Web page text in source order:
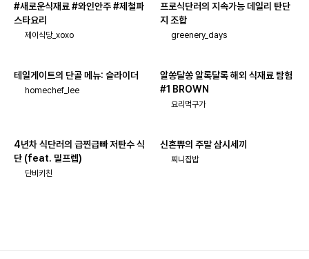
#새로운식재료 #와인안주 #제철파
스타요리
제이식당_xoxo
프로식단러의 지속가능 데일리 탄단
지 조합
greenery_days
테일게이트의 단골 메뉴: 슬라이더
homechef_lee
알쏭달쏭 알록달록 해외 식재료 탐험
#1 BROWN
요리먹구가
4년차 식단러의 급찐급빠 저탄수 식
단 (feat. 밀프렙)
단비키친
신혼쀼의 주말 삼시세끼
찌니집밥